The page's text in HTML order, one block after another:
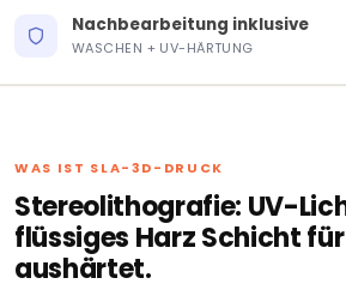
Nachbearbeitung inklusive
WASCHEN + UV-HÄRTUNG
WAS IST SLA-3D-DRUCK
Stereolithografie: UV-
flüssiges Harz Schicht
aushärtet.